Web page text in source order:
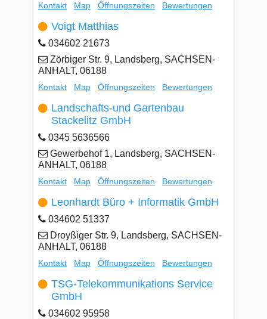
Kontakt Map Öffnungszeiten Bewertungen
Voigt Matthias
034602 21673
Zörbiger Str. 9, Landsberg, SACHSEN-
ANHALT, 06188
Kontakt Map Öffnungszeiten Bewertungen
Landschafts-und Gartenbau
Stackelitz GmbH
0345 5636566
Gewerbehof 1, Landsberg, SACHSEN-
ANHALT, 06188
Kontakt Map Öffnungszeiten Bewertungen
Leonhardt Büro + Informatik GmbH
034602 51337
Droyßiger Str. 9, Landsberg, SACHSEN-
ANHALT, 06188
Kontakt Map Öffnungszeiten Bewertungen
TSG-Telekommunikations Service
GmbH
034602 95958